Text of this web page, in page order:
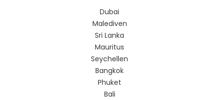
Dubai
Malediven
Sri Lanka
Mauritus
Seychellen
Bangkok
Phuket
Bali